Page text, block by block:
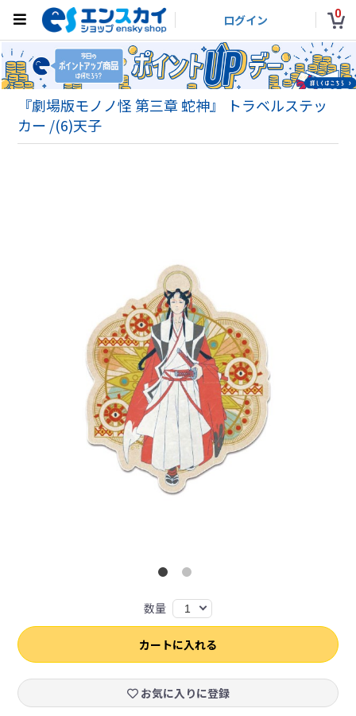
ログイン 0
『劇場版モノノ怪 第三章 蛇神』 トラベルステッ
カー /(6)天子
数量 1
カートに入れる
お気に入りに登録